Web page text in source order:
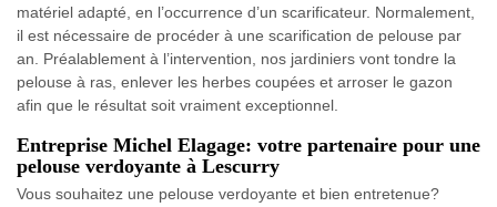
matériel adapté, en l’occurrence d’un scarificateur. Normalement,
il est nécessaire de procéder à une scarification de pelouse par
an. Préalablement à l’intervention, nos jardiniers vont tondre la
pelouse à ras, enlever les herbes coupées et arroser le gazon
afin que le résultat soit vraiment exceptionnel.
Entreprise Michel Elagage: votre partenaire pour une
pelouse verdoyante à Lescurry
Vous souhaitez une pelouse verdoyante et bien entretenue?